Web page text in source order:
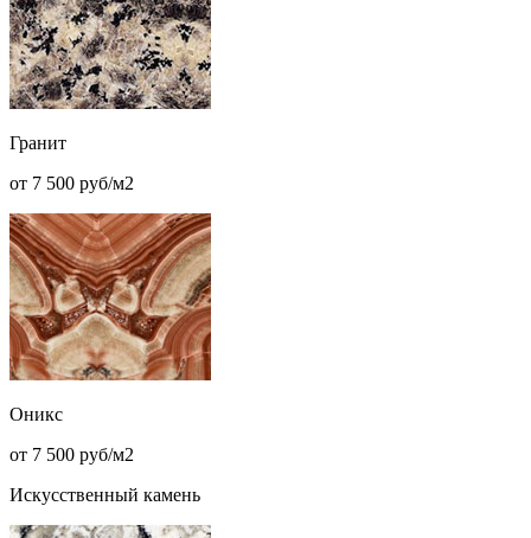
Гранит
от 7 500 руб/м2
Оникс
от 7 500 руб/м2
Искусственный камень